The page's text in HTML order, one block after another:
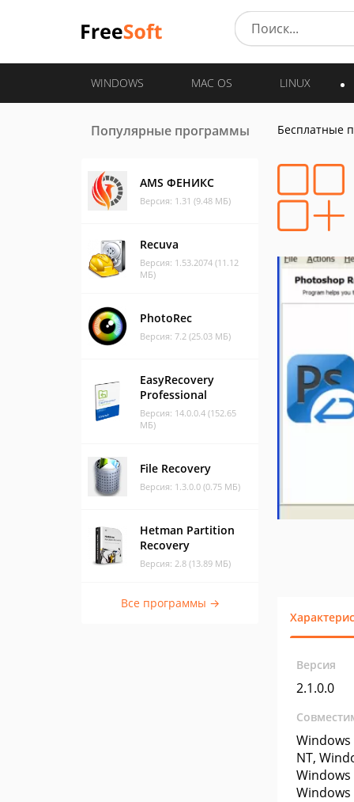
WINDOWS MAC OS LINUX
Популярные программы
AMS ФЕНИКС
Версия: 1.31 (9.48 МБ)
Recuva
Версия: 1.53.2074 (11.12
МБ)
PhotoRec
Версия: 7.2 (25.03 МБ)
EasyRecovery
Professional
Версия: 14.0.0.4 (152.65
МБ)
File Recovery
Версия: 1.3.0.0 (0.75 МБ)
Hetman Partition
Recovery
Версия: 2.8 (13.89 МБ)
Все программы →
Бесплатные
Версия
2.1.0.0
Windows
NT,
Windows
Windows